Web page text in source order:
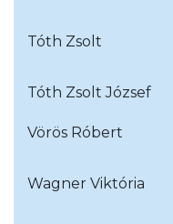
Tóth Zsolt
Tóth Zsolt József
Vörös Róbert
Wagner Viktória